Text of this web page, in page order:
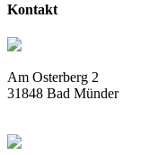
Kontakt
Am Osterberg 2
31848 Bad Münder